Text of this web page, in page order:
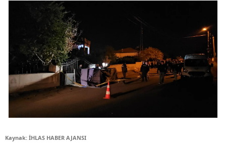
Kaynak: İHLAS HABER AJANSI